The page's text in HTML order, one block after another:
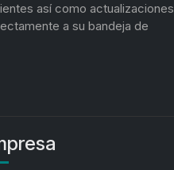
así como actualizaciones
a su bandeja de